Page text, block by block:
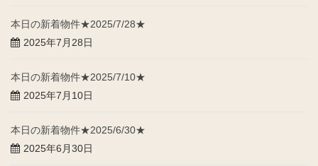
本日の新着物件★2025/7/28★
2025年7月28日
本日の新着物件★2025/7/10★
2025年7月10日
本日の新着物件★2025/6/30★
2025年6月30日